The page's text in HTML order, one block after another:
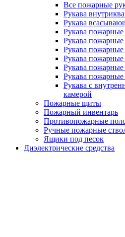
Все пожарные
Рукава
Рукава
Рукава
Рукава
Рукава
Рукава
Рукава
Рукава
Рукава с
камерой
Пожарные щиты
Пожарный инвентарь
Противопожарные
Ручные пожарные
Ящики под песок
Диэлектрические средства